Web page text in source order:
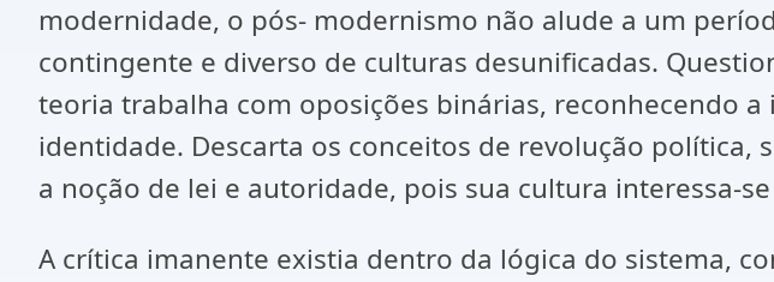
modernidade, o pós- modernismo não alude a um
contingente e diverso de culturas desunificadas.
teoria trabalha com oposições binárias, reconhecendo
identidade. Descarta os conceitos de revolução
a noção de lei e autoridade, pois sua cultura interessa-
A crítica imanente existia dentro da lógica do sistema,